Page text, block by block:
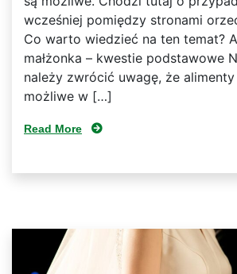
wcześniej pomiędzy stronami
Co warto wiedzieć na ten temat?
małżonka – kwestie podstawowe
należy zwrócić uwagę, że alimenty
możliwe w […]
Read More